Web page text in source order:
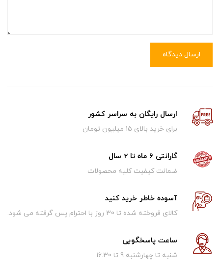
ارسال دیدگاه
ارسال رایگان به سراسر کشور
برای خرید بالای ۱5 میلیون تومان
گارانتی 6 ماه تا 2 سال
ضمانت کیفیت کلیه محصولات
آسوده خاطر خرید کنید
کالای فروخته شده تا 30 روز با احترام پس گرفته می شود.
ساعت پاسخگویی
شنبه تا چهارشنبه 9 تا 16.30